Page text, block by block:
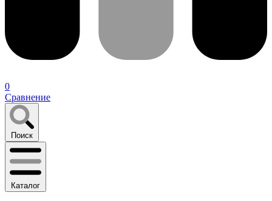
0
Сравнение
Поиск
Каталог